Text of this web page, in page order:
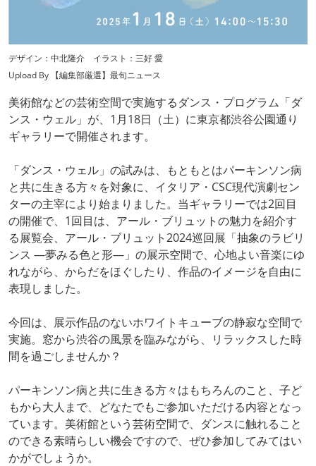
デザイン：中北隆介 イラスト：三好 愛
Upload By 【編集部厳選】最旬ニュース
美術館などの芸術空間で実施するダンス・プログラム「ダ
ンス・ウェル」が、1月18日（土）に東京都渋谷公園通り
ギャラリーで開催されます。
「ダンス・ウェル」の試みは、もともとはパーキンソン病
と共に生きる方々を対象に、イタリア・CSC現代演劇セン
ターの主宰により始まりました。当ギャラリーでは2回目
の開催で、1回目は、アール・ブリュットの魅力を紹介す
る展覧会、アール・ブリュット2024巡回展「抽象のラビリ
ンス ―夢みる色と形―」の展示空間で、心地よい音楽にゆ
れながら、からだをほぐしたり、作品のイメージを自由に
表現しました。
今回は、展示作品のないホワイトキューブの静寂な空間で
実施。窓から渋谷の風景を臨みながら、リラックスした時
間を過ごしませんか？
パーキンソン病と共に生きる方々はもちろんのこと、子ど
もから大人まで、どなたでもご参加いただける内容となっ
ています。美術館という芸術空間で、ダンスに触れること
のできる素晴らしい機会ですので、ぜひ参加してみてはい
かがでしょうか。